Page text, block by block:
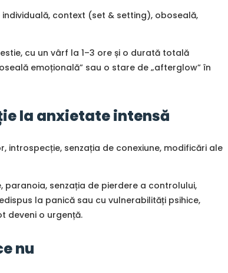
context (set & setting), oboseală,
cu un vârf la 1–3 ore și o durată totală
emoțională” sau o stare de „afterglow” în
la anxietate intensă
senzația de conexiune, modificări ale
paranoia, senzația de pierdere a controlului,
la panică sau cu vulnerabilități psihice,
deveni o urgență.
nu